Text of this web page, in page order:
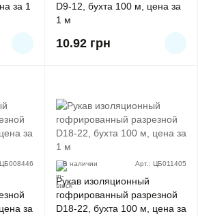
за 1
D9-12, бухта 100 м, цена за
1 м
10.92 грн
за
В наличии Арт.: ЦБ011405
Рукав изоляционный
гофрированный разрезной
D18-22, бухта 100 м, цена за